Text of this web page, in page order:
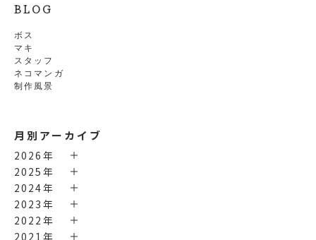
BLOG
ボス
マキ
スタッフ
ネコマンガ
制作風景
月別アーカイブ
2026年
2025年
2024年
2023年
2022年
2021年